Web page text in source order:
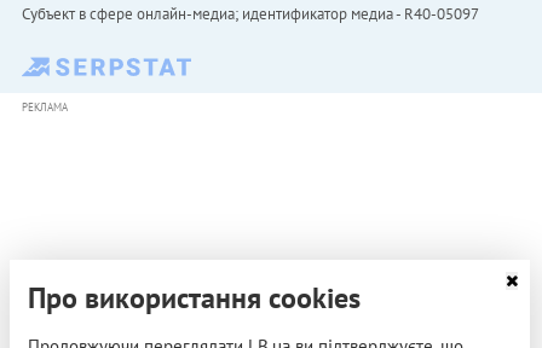
Субъект в сфере онлайн-медиа; идентификатор медиа - R40-05097
РЕКЛАМА
Про використання cookies